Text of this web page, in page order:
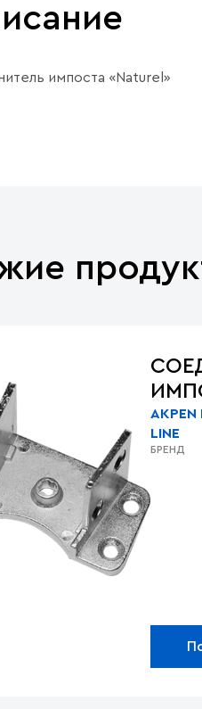
импоста «Naturel»
AKPEN
LINE
БРЕНД